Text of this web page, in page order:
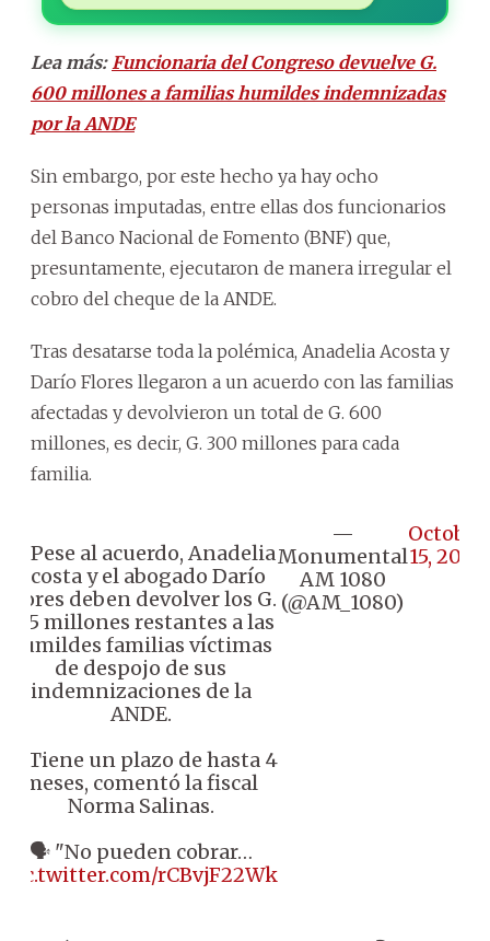
Lea más: Funcionaria del Congreso devuelve G.
600 millones a familias humildes indemnizadas
por la ANDE
Sin embargo, por este hecho ya hay ocho
personas imputadas, entre ellas dos funcionarios
del Banco Nacional de Fomento (BNF) que,
presuntamente, ejecutaron de manera irregular el
cobro del cheque de la ANDE.
Tras desatarse toda la polémica, Anadelia Acosta y
Darío Flores llegaron a un acuerdo con las familias
afectadas y devolvieron un total de G. 600
millones, es decir, G. 300 millones para cada
familia.
🔴 Pese al acuerdo, Anadelia
Acosta y el abogado Darío
Flores deben devolver los G.
125 millones restantes a las
humildes familias víctimas
de despojo de sus
indemnizaciones de la
ANDE.
🔸 Tiene un plazo de hasta 4
meses, comentó la fiscal
Norma Salinas.
🗣️ "No pueden cobrar…
pic.twitter.com/rCBvjF22Wk
—
Monumental
AM 1080
(@AM_1080)
October
15, 2024